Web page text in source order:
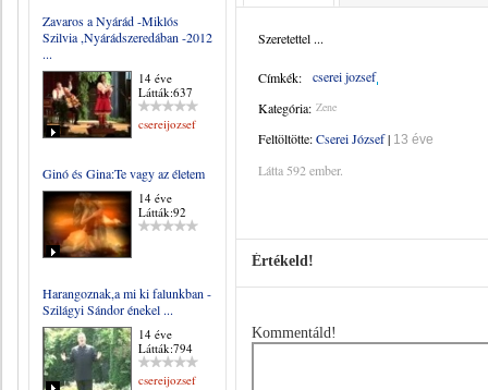
Zavaros a Nyárád -Miklós
Szilvia ,Nyárádszeredában -2012
...
14 éve
Látták:637
csereijozsef
Ginó és Gina:Te vagy az életem
14 éve
Látták:92
Harangoznak,a mi ki falunkban -
Szilágyi Sándor énekel ...
14 éve
Látták:794
csereijozsef
Szeretettel ...
Címkék:
cserei jozsef
Kategória: Zene
Feltöltötte:Cserei József| 13 éve
Látta 592 ember.
Értékeld!
Kommentáld!